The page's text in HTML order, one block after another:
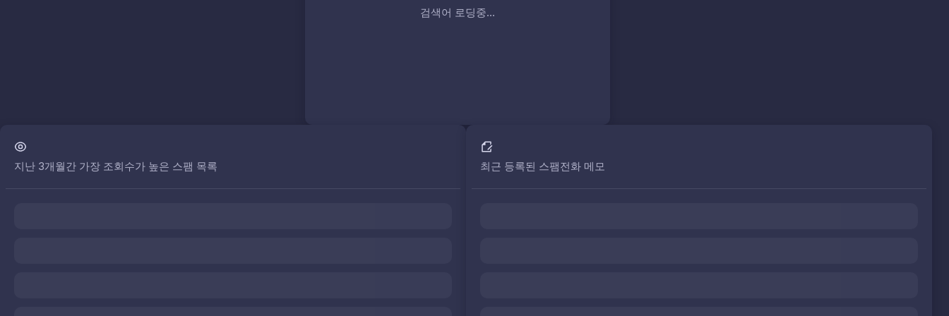
검색어 로딩중...
지난 3개월간 가장 조회수가 높은 스팸 목록 최근 등록된 스팸전화 메모